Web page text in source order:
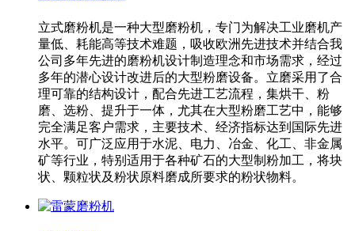
立式磨粉机是一种大型磨粉机，专门为解决工业磨机产
量低、耗能高等技术难题，吸收欧洲先进技术并结合我
公司多年先进的磨粉机设计制造理念和市场需求，经过
多年的潜心设计改进后的大型粉磨设备。立磨采用了合
理可靠的结构设计，配合先进工艺流程，集烘干、粉
磨、选粉、提升于一体，尤其在大型粉磨工艺中，能够
完全满足客户需求，主要技术、经济指标达到国际先进
水平。可广泛应用于水泥、电力、冶金、化工、非金属
矿等行业，特别适用于各种矿石的大型制粉加工，将块
状、颗粒状及粉状原料磨成所要求的粉状物料。